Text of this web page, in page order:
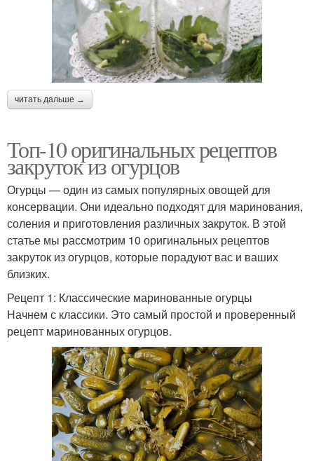
читать дальше →
Топ-10 оригинальных рецептов
закруток из огурцов
Огурцы — один из самых популярных овощей для
консервации. Они идеально подходят для маринования,
соления и приготовления различных закруток. В этой
статье мы рассмотрим 10 оригинальных рецептов
закруток из огурцов, которые порадуют вас и ваших
близких.
Рецепт 1: Классические маринованные огурцы
Начнем с классики. Это самый простой и проверенный
рецепт маринованных огурцов.